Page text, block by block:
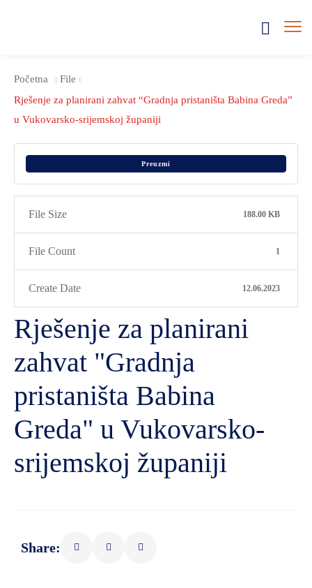
Početna
File
Rješenje za planirani zahvat “Gradnja pristaništa Babina Greda”
u Vukovarsko-srijemskoj županiji
Preuzmi
File Size 188.00 KB
File Count 1
Create Date 12.06.2023
Rješenje za planirani
zahvat "Gradnja
pristaništa Babina
Greda" u Vukovarsko-
srijemskoj županiji
Share: